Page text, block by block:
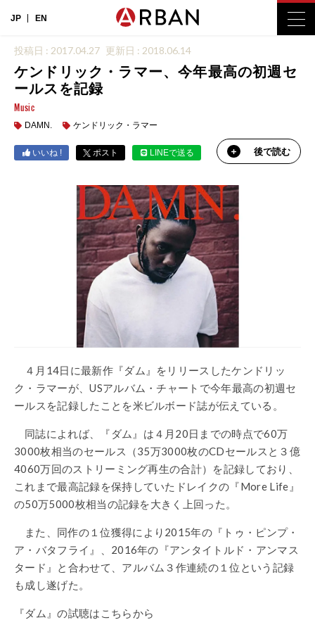
JP EN
投稿日 : 2017.04.27 更新日 : 2018.06.14
ケンドリック・ラマー、今年最高の初週セ
ールスを記録
Music
DAMN. ケンドリック・ラマー
いいね ! ポスト LINEで送る 後で読む
４月14日に最新作『ダム』をリリースしたケンドリッ
ク・ラマーが、USアルバム・チャートで今年最高の初週セ
ールスを記録したことを米ビルボード誌が伝えている。
同誌によれば、『ダム』は４月20日までの時点で60万
3000枚相当のセールス（35万3000枚のCDセールスと３億
4060万回のストリーミング再生の合計）を記録しており、
これまで最高記録を保持していたドレイクの『More Life』
の50万5000枚相当の記録を大きく上回った。
また、同作の１位獲得により2015年の『トゥ・ピンプ・
ア・バタフライ』、2016年の『アンタイトルド・アンマス
タード』と合わせて、アルバム３作連続の１位という記録
も成し遂げた。
『ダム』の試聴はこちらから